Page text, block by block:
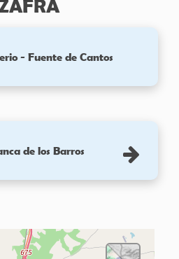
- Fuente de Cantos
de los Barros